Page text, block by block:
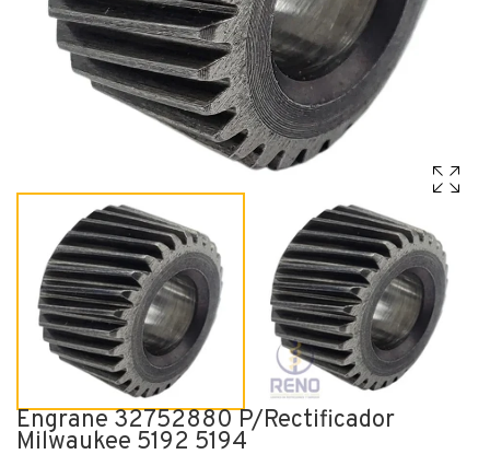
Engrane 32752880 P/rectificador
Milwaukee 5192 5194